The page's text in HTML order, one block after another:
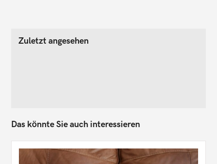
Zuletzt angesehen
Das könnte Sie auch interessieren